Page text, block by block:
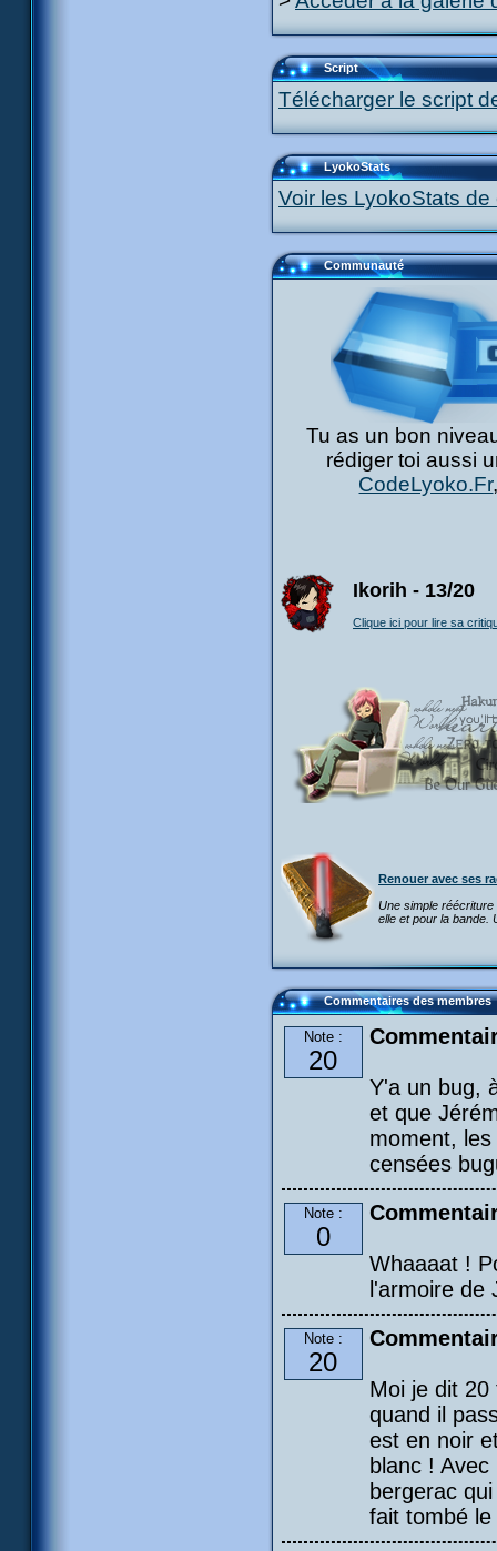
Script
Télécharger le script
LyokoStats
Voir les LyokoStats
Communauté
Tu as un bon
rédiger toi aussi
CodeLyoko.Fr
Ikorih - 13/20
Clique ici pour lire sa
Renouer avec ses
Une simple
elle et pour la bande.
Commentaires des membres
Note :
20
Y'a un bug,
et que
moment,
censées
Note :
0
Whaaaat !
l'armoire de
Note :
20
Moi je dit
quand il
est en noir
blanc !
bergerac
fait tombé